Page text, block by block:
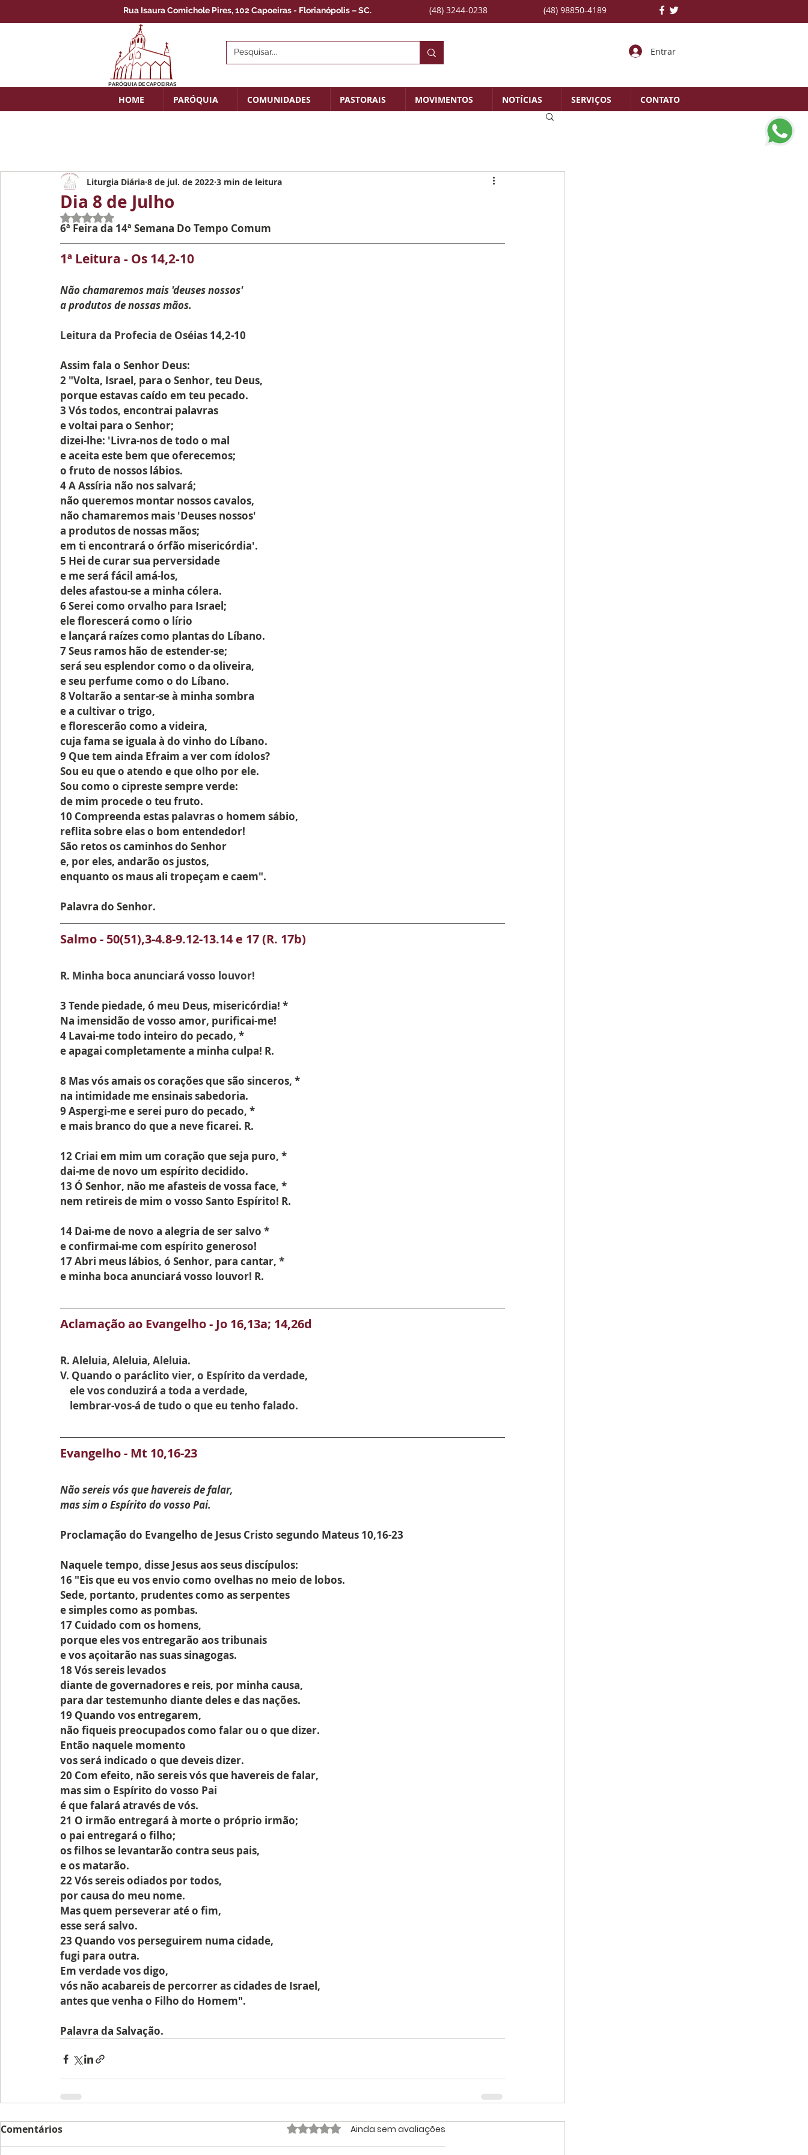
Rua Isaura Comichole Pires, 102 Capoeiras - Florianópolis – SC. (48) 3244-0238 (48) 98850-4189
PARÓQUIA DE CAPOEIRAS
Entrar
HOME PARÓQUIA COMUNIDADES PASTORAIS MOVIMENTOS NOTÍCIAS SERVIÇOS CONTATO
Dia 8 de Julho
Liturgia Diária 8 de jul. de 2022 3 min de leitura
Avaliado com NaN de 5 estrelas.
6ª Feira da 14ª Semana Do Tempo Comum
1ª Leitura - Os 14,2-10
Não chamaremos mais 'deuses nossos'
a produtos de nossas mãos.
Leitura da Profecia de Oséias 14,2-10
Assim fala o Senhor Deus:
2 "Volta, Israel, para o Senhor, teu Deus,
porque estavas caído em teu pecado.
3 Vós todos, encontrai palavras
e voltai para o Senhor;
dizei-lhe: 'Livra-nos de todo o mal
e aceita este bem que oferecemos;
o fruto de nossos lábios.
4 A Assíria não nos salvará;
não queremos montar nossos cavalos,
não chamaremos mais 'Deuses nossos'
a produtos de nossas mãos;
em ti encontrará o órfão misericórdia'.
5 Hei de curar sua perversidade
e me será fácil amá-los,
deles afastou-se a minha cólera.
6 Serei como orvalho para Israel;
ele florescerá como o lírio
e lançará raízes como plantas do Líbano.
7 Seus ramos hão de estender-se;
será seu esplendor como o da oliveira,
e seu perfume como o do Líbano.
8 Voltarão a sentar-se à minha sombra
e a cultivar o trigo,
e florescerão como a videira,
cuja fama se iguala à do vinho do Líbano.
9 Que tem ainda Efraim a ver com ídolos?
Sou eu que o atendo e que olho por ele.
Sou como o cipreste sempre verde:
de mim procede o teu fruto.
10 Compreenda estas palavras o homem sábio,
reflita sobre elas o bom entendedor!
São retos os caminhos do Senhor
e, por eles, andarão os justos,
enquanto os maus ali tropeçam e caem".
Palavra do Senhor.
Salmo - 50(51),3-4.8-9.12-13.14 e 17 (R. 17b)
R. Minha boca anunciará vosso louvor!
3 Tende piedade, ó meu Deus, misericórdia! *
Na imensidão de vosso amor, purificai-me!
4 Lavai-me todo inteiro do pecado, *
e apagai completamente a minha culpa! R.
8 Mas vós amais os corações que são sinceros, *
na intimidade me ensinais sabedoria.
9 Aspergi-me e serei puro do pecado, *
e mais branco do que a neve ficarei. R.
12 Criai em mim um coração que seja puro, *
dai-me de novo um espírito decidido.
13 Ó Senhor, não me afasteis de vossa face, *
nem retireis de mim o vosso Santo Espírito! R.
14 Dai-me de novo a alegria de ser salvo *
e confirmai-me com espírito generoso!
17 Abri meus lábios, ó Senhor, para cantar, *
e minha boca anunciará vosso louvor! R.
Aclamação ao Evangelho - Jo 16,13a; 14,26d
R. Aleluia, Aleluia, Aleluia.
V. Quando o paráclito vier, o Espírito da verdade,
    ele vos conduzirá a toda a verdade,
    lembrar-vos-á de tudo o que eu tenho falado.
Evangelho - Mt 10,16-23
Não sereis vós que havereis de falar,
mas sim o Espírito do vosso Pai.
Proclamação do Evangelho de Jesus Cristo segundo Mateus 10,16-23
Naquele tempo, disse Jesus aos seus discípulos:
16 "Eis que eu vos envio como ovelhas no meio de lobos.
Sede, portanto, prudentes como as serpentes
e simples como as pombas.
17 Cuidado com os homens,
porque eles vos entregarão aos tribunais
e vos açoitarão nas suas sinagogas.
18 Vós sereis levados
diante de governadores e reis, por minha causa,
para dar testemunho diante deles e das nações.
19 Quando vos entregarem,
não fiqueis preocupados como falar ou o que dizer.
Então naquele momento
vos será indicado o que deveis dizer.
20 Com efeito, não sereis vós que havereis de falar,
mas sim o Espírito do vosso Pai
é que falará através de vós.
21 O irmão entregará à morte o próprio irmão;
o pai entregará o filho;
os filhos se levantarão contra seus pais,
e os matarão.
22 Vós sereis odiados por todos,
por causa do meu nome.
Mas quem perseverar até o fim,
esse será salvo.
23 Quando vos perseguirem numa cidade,
fugi para outra.
Em verdade vos digo,
vós não acabareis de percorrer as cidades de Israel,
antes que venha o Filho do Homem".
Palavra da Salvação.
Comentários Avaliado com 0 de 5 estrelas.
Ainda sem avaliações